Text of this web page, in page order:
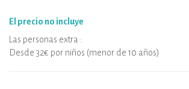
El precio no incluye
Las personas extra :
Desde 32€ por niños (menor de 10 años)